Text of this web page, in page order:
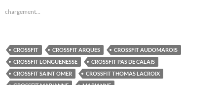
chargement…
CROSSFIT CROSSFIT ARQUES
CROSSFIT AUDOMAROIS
CROSSFIT LONGUENESSE
CROSSFIT PAS DE CALAIS
CROSSFIT SAINT OMER
CROSSFIT THOMAS LACROIX